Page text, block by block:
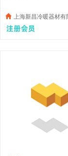
上海新昌冷暖器材有